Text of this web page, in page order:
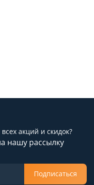
акций и скидок?
нашу рассылку
Подписаться